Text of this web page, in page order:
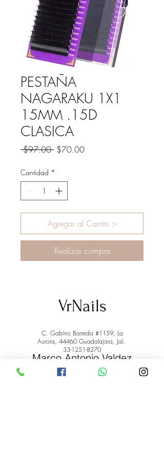
PESTAÑA
NAGARAKU 1X1
15MM .15D
CLASICA
$97.00 Precio
$70.00Precio
Cantidad *
Agregar al Carrito >
Realizar compra
VrNails
C. Gabino Barreda #1159, La
Aurora, 44460 Guadalajara, Jal.
33-1251-8270
Marco Antonio Valdez
de la Rosa.
RFC: VARM900908ER2